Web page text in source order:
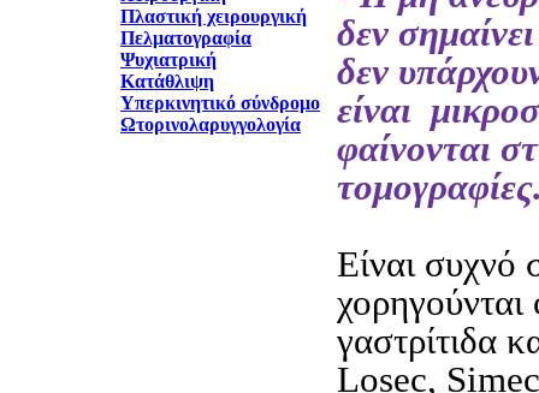
Πλαστική χειρουργική
Πελματογραφία
Ψυχιατρική
Κατάθλιψη
Υπερκινητικό σύνδρομο
Ωτορινολαρυγγολογία
δεν
δεν
είναι
φαίνονται
Είναι
γαστρίτιδα
Losec,